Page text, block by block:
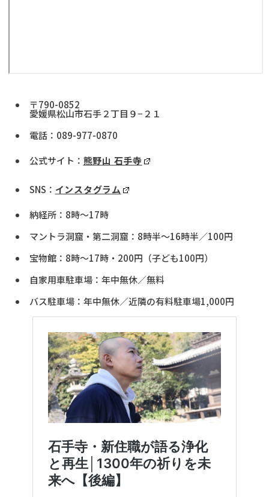
〒790-0852
愛媛県松山市石手２丁目９−２１
電話：089-977-0870
公式サイト： 熊野山 石手寺
SNS： インスタグラム
納経所：8時〜17時
マントラ洞窟・第二洞窟：8時半～16時半／100円
宝物館：8時～17時・200円（子ども100円）
自家用車駐車場：年中無休／無料
バス駐車場：年中無休／近隣の有料駐車場1,000円